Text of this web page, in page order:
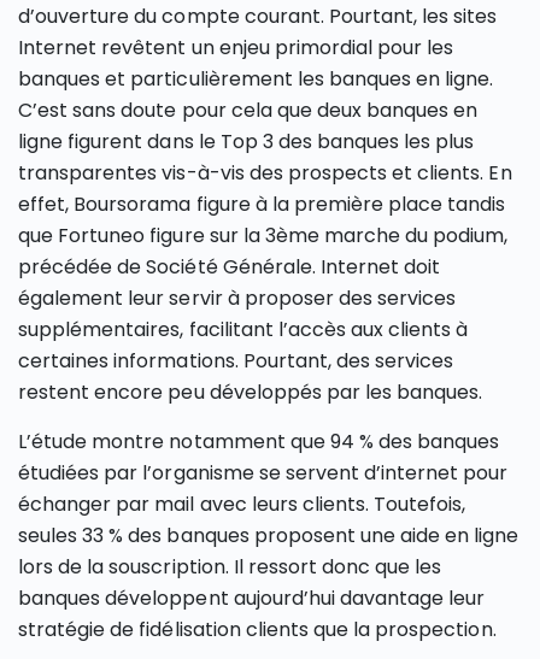
d’ouverture du compte courant. Pourtant, les sites
Internet revêtent un enjeu primordial pour les
banques et particulièrement les banques en ligne.
C’est sans doute pour cela que deux banques en
ligne figurent dans le Top 3 des banques les plus
transparentes vis-à-vis des prospects et clients. En
effet, Boursorama figure à la première place tandis
que Fortuneo figure sur la 3ème marche du podium,
précédée de Société Générale. Internet doit
également leur servir à proposer des services
supplémentaires, facilitant l’accès aux clients à
certaines informations. Pourtant, des services
restent encore peu développés par les banques.
L’étude montre notamment que 94 % des banques
étudiées par l’organisme se servent d’internet pour
échanger par mail avec leurs clients. Toutefois,
seules 33 % des banques proposent une aide en ligne
lors de la souscription. Il ressort donc que les
banques développent aujourd’hui davantage leur
stratégie de fidélisation clients que la prospection.